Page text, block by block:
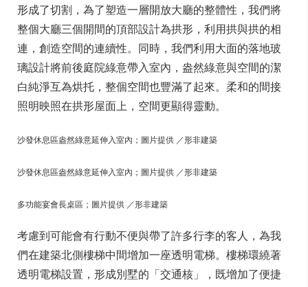
形成了切割，為了塑造一層開放大廳的整體性，我們將
整個大廳三個開間的頂部設計為拱形，利用拱與拱的相
連，創造空間的連續性。同時，我們利用大面的落地玻
璃設計將前後庭院綠意帶入室內，盎然綠意與空間的潔
白純淨互為烘托，整個空間也豐滿了起來。柔和的間接
照明映照在拱形屋面上，空間更顯得靈動。
沙發休息區盎然綠意延伸入室內；圖片提供 ／形非建築
沙發休息區盎然綠意延伸入室內；圖片提供 ／形非建築
多功能宴會長桌區；圖片提供 ／形非建築
考慮到可能會有行動不便與帶了許多行李的客人，為我
們在建築北側樓梯中間增加一座透明電梯。樓梯環繞著
透明電梯設置，形成別墅的「交通核」，既增加了便捷